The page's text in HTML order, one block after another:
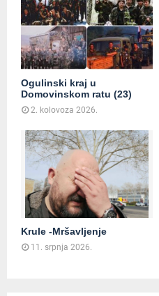
Ogulinski kraj u
Domovinskom ratu (23)
2. kolovoza 2026.
Krule -Mršavljenje
11. srpnja 2026.